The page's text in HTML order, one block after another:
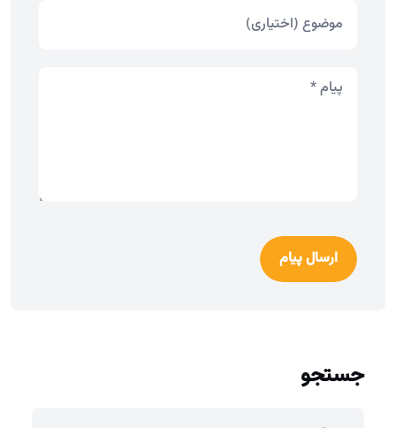
ارسال پیام
جستجو